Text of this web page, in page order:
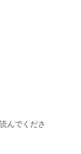
んでくださ